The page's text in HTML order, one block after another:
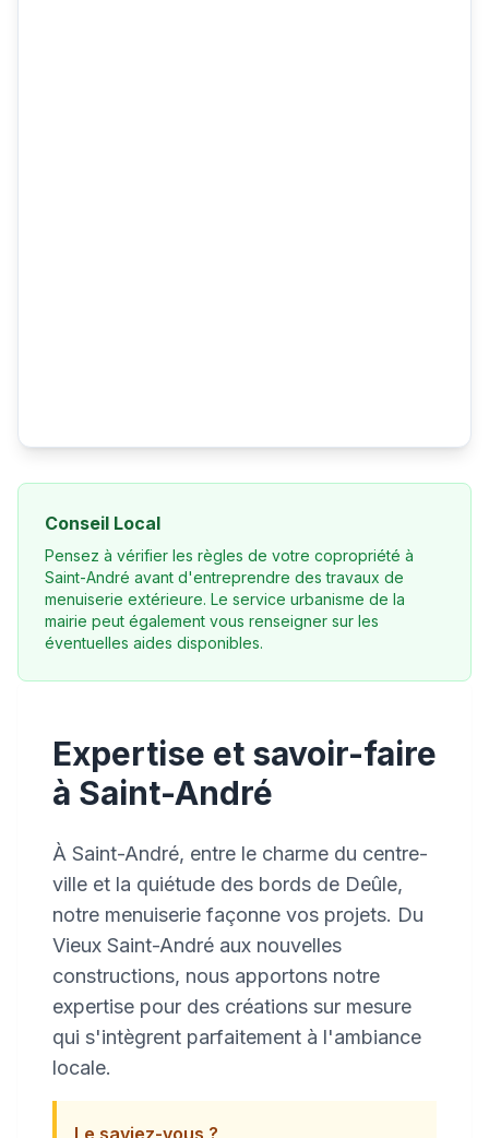
Expertise et savoir-faire
à Saint-André
À Saint-André, entre le charme du centre-
ville et la quiétude des bords de Deûle,
notre menuiserie façonne vos projets. Du
Vieux Saint-André aux nouvelles
constructions, nous apportons notre
expertise pour des créations sur mesure
qui s'intègrent parfaitement à l'ambiance
locale.
Le saviez-vous ?
Conseil Local
Pensez à vérifier les règles de votre copropriété à
Saint-André avant d'entreprendre des travaux de
menuiserie extérieure. Le service urbanisme de la
mairie peut également vous renseigner sur les
éventuelles aides disponibles.